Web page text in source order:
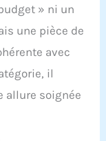
» ni un
une pièce de
avec
il
allure soignée